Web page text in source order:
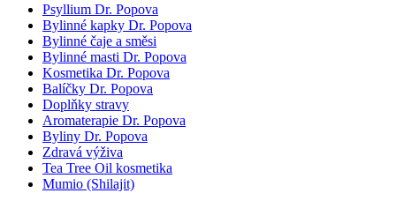
Psyllium Dr. Popova
Bylinné kapky Dr. Popova
Bylinné čaje a směsi
Bylinné masti Dr. Popova
Kosmetika Dr. Popova
Balíčky Dr. Popova
Doplňky stravy
Aromaterapie Dr. Popova
Byliny Dr. Popova
Zdravá výživa
Tea Tree Oil kosmetika
Mumio (Shilajit)